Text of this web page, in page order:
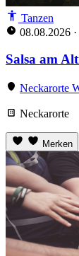
Tanzen
08.08.2026 ·
Salsa am
Neckarorte
Neckarorte
Merken